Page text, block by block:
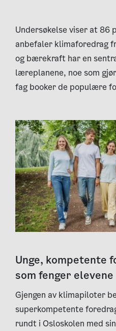
Undersøkelse viser at 86
anbefaler klimaforedrag
og bærekraft har en
læreplanene, noe som
fag booker de populære
Unge, kompetente
som fenger elevene
Gjengen av klimapiloter
superkompetente
rundt i Osloskolen med